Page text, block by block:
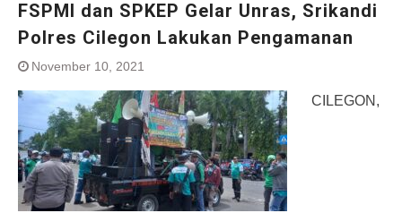
FSPMI dan SPKEP Gelar Unras, Srikandi
Polres Cilegon Lakukan Pengamanan
November 10, 2021
CILEGON,